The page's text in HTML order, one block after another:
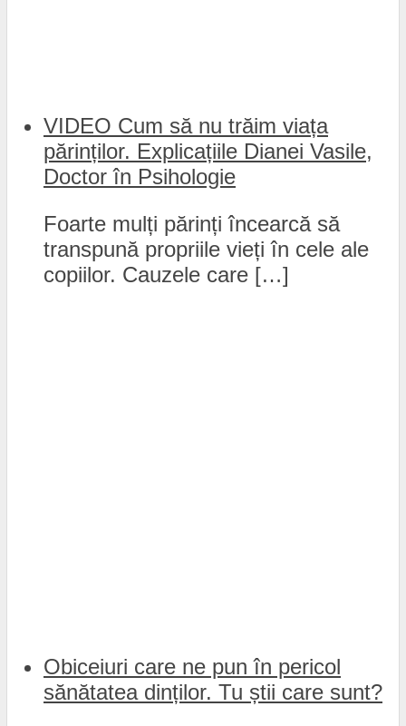
VIDEO Cum să nu trăim viața
părinților. Explicațiile Dianei Vasile,
Doctor în Psihologie
Foarte mulți părinți încearcă să
transpună propriile vieți în cele ale
copiilor. Cauzele care […]
Obiceiuri care ne pun în pericol
sănătatea dinților. Tu știi care sunt?